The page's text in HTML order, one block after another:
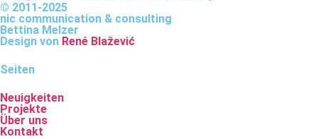
© 2011-2025
nic communication & consulting
Bettina Melzer
Design von René Blažević
Seiten
Neuigkeiten
Projekte
Über uns
Kontakt